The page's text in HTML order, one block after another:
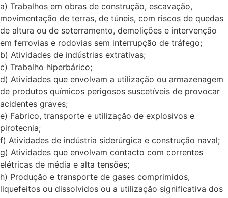
a) Trabalhos em obras de construção, escavação,
movimentação de terras, de túneis, com riscos de quedas
de altura ou de soterramento, demolições e intervenção
em ferrovias e rodovias sem interrupção de tráfego;
b) Atividades de indústrias extrativas;
c) Trabalho hiperbárico;
d) Atividades que envolvam a utilização ou armazenagem
de produtos químicos perigosos suscetíveis de provocar
acidentes graves;
e) Fabrico, transporte e utilização de explosivos e
pirotecnia;
f) Atividades de indústria siderúrgica e construção naval;
g) Atividades que envolvam contacto com correntes
elétricas de média e alta tensões;
h) Produção e transporte de gases comprimidos,
liquefeitos ou dissolvidos ou a utilização significativa dos